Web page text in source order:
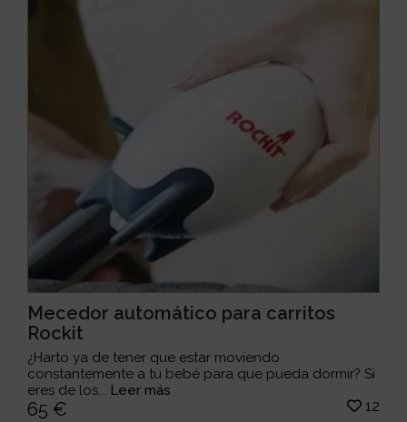
Mecedor automático para carritos
Rockit
¿Harto ya de tener que estar moviendo
constantemente a tu bebé para que pueda dormir? Si
eres de los... Leer más
65 € 12